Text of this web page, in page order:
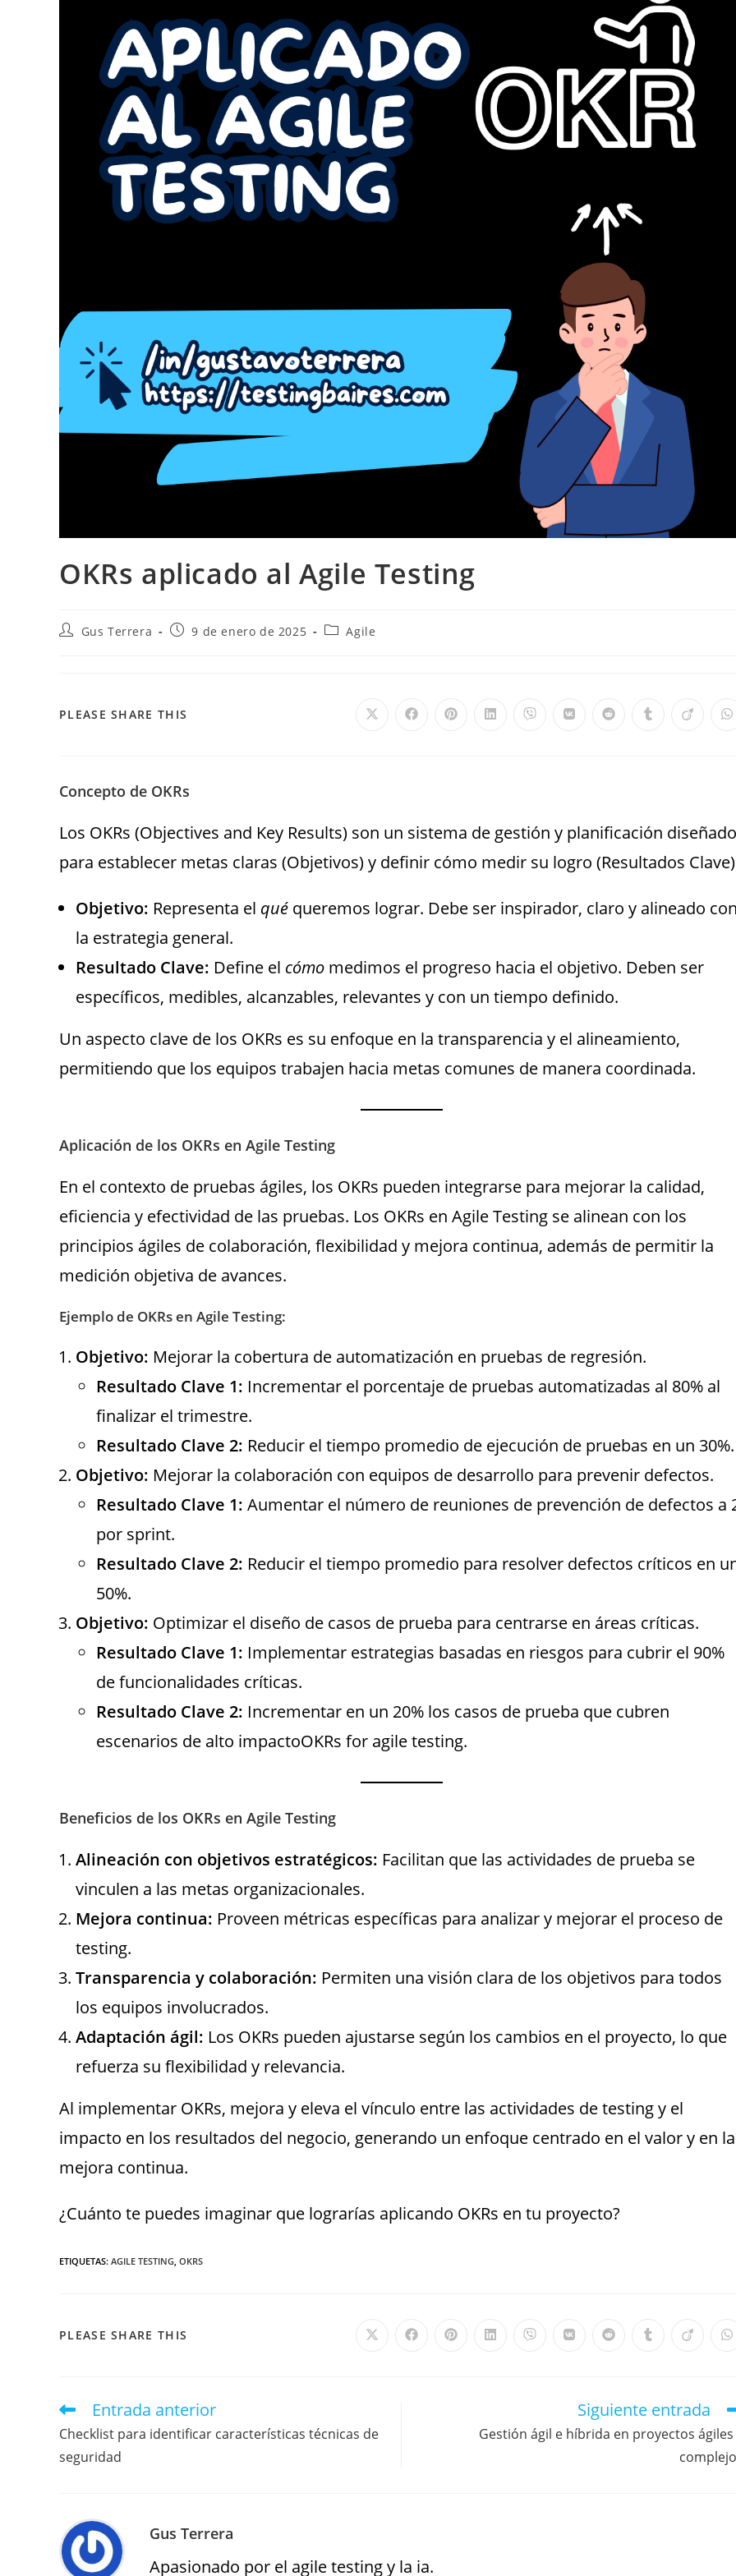
OKRs aplicado al Agile Testing
Gus Terrera 9 de enero de 2025 Agile
PLEASE SHARE THIS
Concepto de OKRs
Los OKRs (Objectives and Key Results) son un sistema de gestión y planificación diseñado
para establecer metas claras (Objetivos) y definir cómo medir su logro (Resultados
Objetivo: Representa el qué queremos lograr. Debe ser inspirador, claro y alineado
la estrategia general.
Resultado Clave: Define el cómo medimos el progreso hacia el objetivo. Deben ser
específicos, medibles, alcanzables, relevantes y con un tiempo definido.
Un aspecto clave de los OKRs es su enfoque en la transparencia y el alineamiento,
permitiendo que los equipos trabajen hacia metas comunes de manera coordinada​.
Aplicación de los OKRs en Agile Testing
En el contexto de pruebas ágiles, los OKRs pueden integrarse para mejorar la calidad,
eficiencia y efectividad de las pruebas. Los OKRs en Agile Testing se alinean con los
principios ágiles de colaboración, flexibilidad y mejora continua, además de permitir la
medición objetiva de avances.
Ejemplo de OKRs en Agile Testing:
Objetivo: Mejorar la cobertura de automatización en pruebas de regresión.
Resultado Clave 1: Incrementar el porcentaje de pruebas automatizadas al 80% al
finalizar el trimestre.
Resultado Clave 2: Reducir el tiempo promedio de ejecución de pruebas en un 30%.
Objetivo: Mejorar la colaboración con equipos de desarrollo para prevenir defectos.
Resultado Clave 1: Aumentar el número de reuniones de prevención de defectos a
por sprint.
Resultado Clave 2: Reducir el tiempo promedio para resolver defectos críticos en
50%.
Objetivo: Optimizar el diseño de casos de prueba para centrarse en áreas críticas.
Resultado Clave 1: Implementar estrategias basadas en riesgos para cubrir el 90%
de funcionalidades críticas.
Resultado Clave 2: Incrementar en un 20% los casos de prueba que cubren
escenarios de alto impacto​OKRs for agile testing.
Beneficios de los OKRs en Agile Testing
Alineación con objetivos estratégicos: Facilitan que las actividades de prueba se
vinculen a las metas organizacionales.
Mejora continua: Proveen métricas específicas para analizar y mejorar el proceso de
testing.
Transparencia y colaboración: Permiten una visión clara de los objetivos para todos
los equipos involucrados.
Adaptación ágil: Los OKRs pueden ajustarse según los cambios en el proyecto, lo que
refuerza su flexibilidad y relevancia.
Al implementar OKRs, mejora y eleva el vínculo entre las actividades de testing y el
impacto en los resultados del negocio, generando un enfoque centrado en el valor y en la
mejora continua.
¿Cuánto te puedes imaginar que lograrías aplicando OKRs en tu proyecto?
ETIQUETAS: AGILE TESTING, OKRS
PLEASE SHARE THIS
Entrada anterior
Checklist para identificar características técnicas de
seguridad
Siguiente entrada
Gestión ágil e híbrida en proyectos ágiles
Gus Terrera
Apasionado por el agile testing y la ia.